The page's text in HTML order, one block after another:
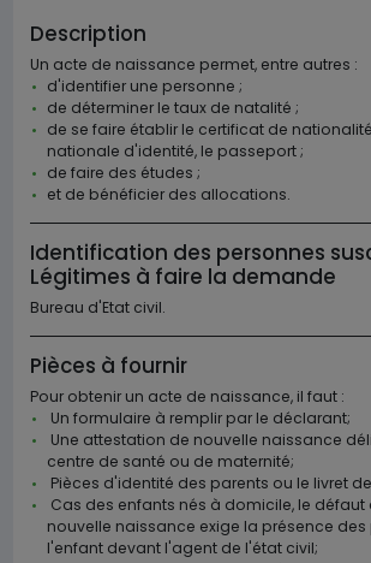
Description
Un acte de naissance permet, entre autres :
d'identifier une personne ;
de déterminer le taux de natalité ;
de se faire établir le certificat de
nationale d'identité, le passeport ;
de faire des études ;
et de bénéficier des allocations.
Identification des personnes
Légitimes à faire la demande
Bureau d'Etat civil.
Pièces à fournir
Pour obtenir un acte de naissance, il faut :
Un formulaire à remplir par le déclarant;
Une attestation de nouvelle naissance
centre de santé ou de maternité;
Pièces d'identité des parents ou le livret
Cas des enfants nés à domicile, le
nouvelle naissance exige la présence des
l'enfant devant l'agent de l'état civil;